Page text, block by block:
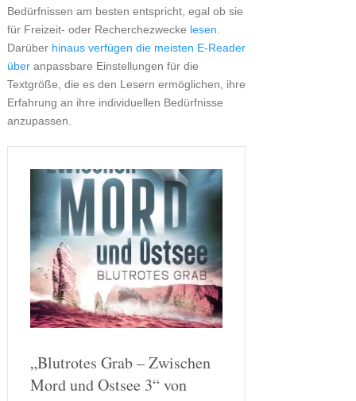
Bedürfnissen am besten entspricht, egal ob sie
für Freizeit- oder Recherchezwecke lesen
Darüber hinaus verfügen die meisten E-Reader
überanpassbare Einstellungen für die
Textgröße, die es den Lesern ermöglichen, ihre
Erfahrung an ihre individuellen Bedürfnisse
anzupassen.
„Blutrotes Grab – Zwischen
Mord und Ostsee 3“ von